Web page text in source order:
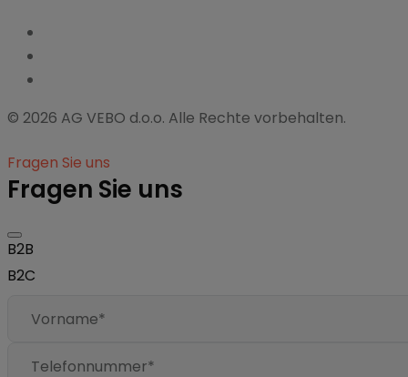
© 2026 AG VEBO d.o.o. Alle Rechte vorbehalten.
Fragen Sie uns
Fragen Sie uns
B2B
B2C